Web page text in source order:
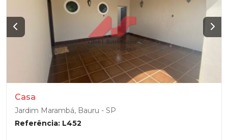
Casa
Jardim Marambá, Bauru - SP
Referência: L452